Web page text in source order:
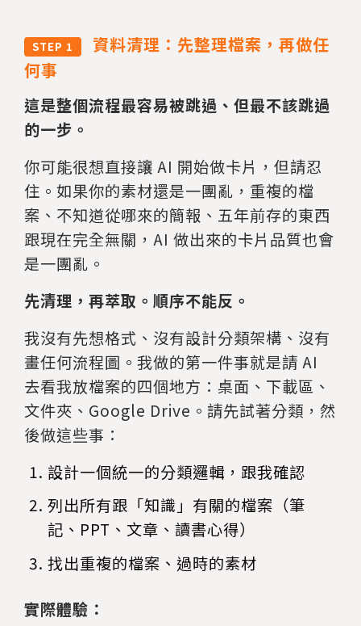
STEP 1
資料清理：先整理檔案，再做任
何事
這是整個流程最容易被跳過、但最不該跳過
的一步。
你可能很想直接讓 AI 開始做卡片，但請忍
住。如果你的素材還是一團亂，重複的檔
案、不知道從哪來的簡報、五年前存的東西
跟現在完全無關，AI 做出來的卡片品質也會
是一團亂。
先清理，再萃取。順序不能反。
我沒有先想格式、沒有設計分類架構、沒有
畫任何流程圖。我做的第一件事就是請 AI
去看我放檔案的四個地方：桌面、下載區、
文件夾、Google Drive。請先試著分類，然
後做這些事：
設計一個統一的分類邏輯，跟我確認
列出所有跟「知識」有關的檔案（筆
記、PPT、文章、讀書心得）
找出重複的檔案、過時的素材
實際體驗：